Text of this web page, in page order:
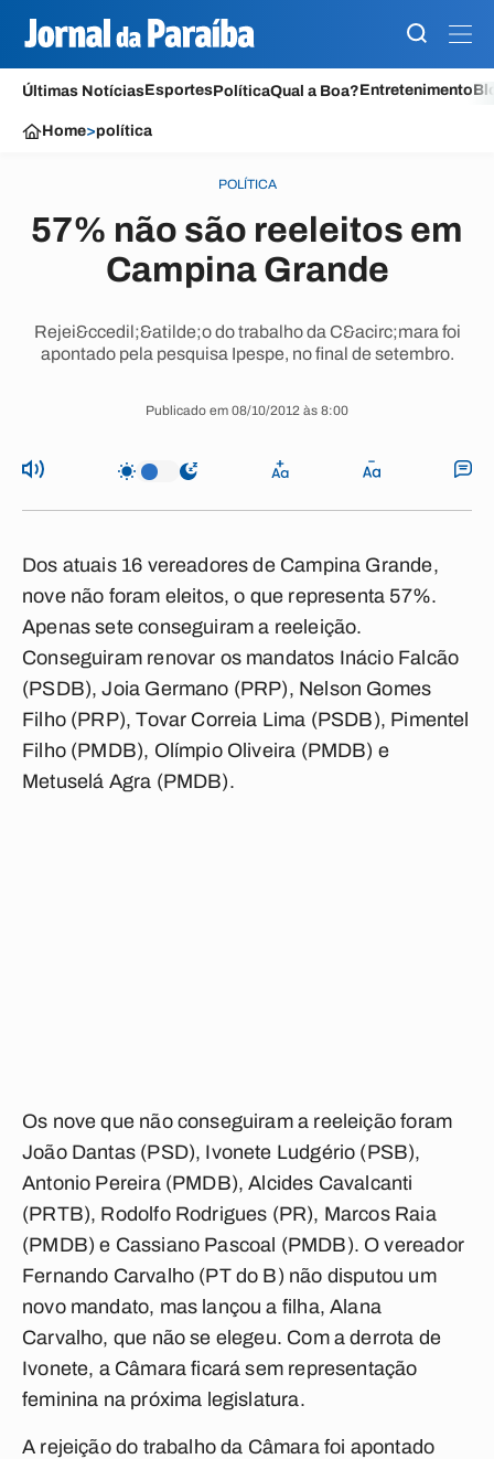
Últimas NotíciasEsportesPolíticaQual a Boa?Entretenimento
Home>política
POLÍTICA
57% não são reeleitos em
Campina Grande
Rejei&ccedil;&atilde;o do trabalho da C&acirc;mara foi
apontado pela pesquisa Ipespe, no final de setembro.
Publicado em 08/10/2012 às 8:00
Dos atuais 16 vereadores de Campina Grande,
nove não foram eleitos, o que representa 57%.
Apenas sete conseguiram a reeleição.
Conseguiram renovar os mandatos Inácio Falcão
(PSDB), Joia Germano (PRP), Nelson Gomes
Filho (PRP), Tovar Correia Lima (PSDB), Pimentel
Filho (PMDB), Olímpio Oliveira (PMDB) e
Metuselá Agra (PMDB).
Os nove que não conseguiram a reeleição foram
João Dantas (PSD), Ivonete Ludgério (PSB),
Antonio Pereira (PMDB), Alcides Cavalcanti
(PRTB), Rodolfo Rodrigues (PR), Marcos Raia
(PMDB) e Cassiano Pascoal (PMDB). O vereador
Fernando Carvalho (PT do B) não disputou um
novo mandato, mas lançou a filha, Alana
Carvalho, que não se elegeu. Com a derrota de
Ivonete, a Câmara ficará sem representação
feminina na próxima legislatura.
A rejeição do trabalho da Câmara foi apontado